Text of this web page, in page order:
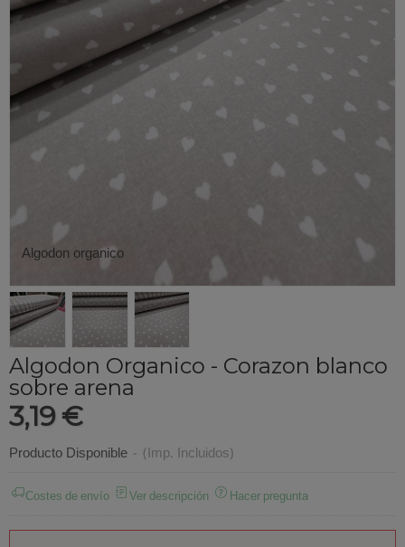
Algodon organico
Algodon Organico - Corazon blanco
sobre arena
3,19 €
Producto Disponible - (Imp. Incluidos)
Costes de envío Ver descripción Hacer pregunta